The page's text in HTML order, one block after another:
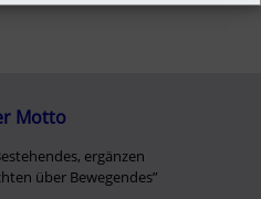
Motto
ergänzen
über Bewegendes”